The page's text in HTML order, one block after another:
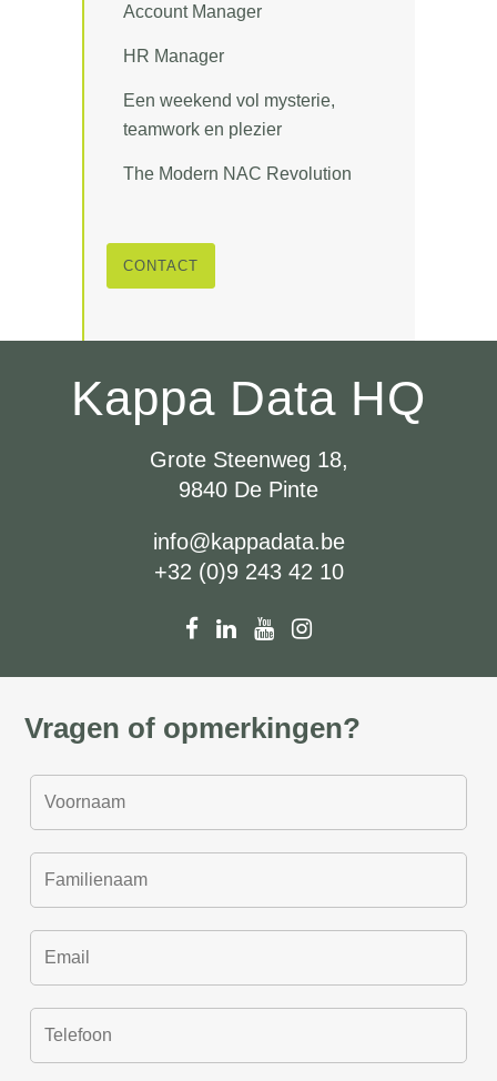
Account Manager
HR Manager
Een weekend vol mysterie,
teamwork en plezier
The Modern NAC Revolution
CONTACT
Kappa Data HQ
Grote Steenweg 18,
9840 De Pinte
info@kappadata.be
+32 (0)9 243 42 10
Vragen of opmerkingen?